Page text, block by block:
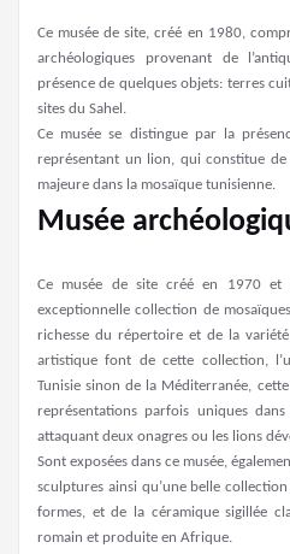
Ce musée de site, créé en 1980,
archéologiques provenant de
présence de quelques objets: terres
sites du Sahel.
Ce musée se distingue par la
représentant un lion, qui constitue
majeure dans la mosaïque tunisienne.
Musée
Ce musée de site créé en 1970 et
exceptionnelle collection de
richesse du répertoire et de la
artistique font de cette collection,
Tunisie sinon de la Méditerranée,
représentations parfois uniques
attaquant deux onagres ou les lions
Sont exposées dans ce musée,
sculptures ainsi qu’une belle
formes, et de la céramique sigillée
romain et produite en Afrique.